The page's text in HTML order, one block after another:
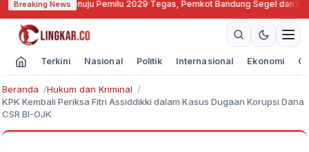
Breaking News
Pemilu 2029·Tegas, Pemkot Bandung Segel dan Bekukan Izin
Terkini Nasional Politik Internasional Ekonomi
Beranda
Hukum dan Kriminal
KPK Kembali Periksa Fitri Assiddikki dalam Kasus Dugaan Korupsi Dana
CSR BI-OJK